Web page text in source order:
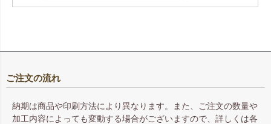
ご注文の流れ
納期は商品や印刷方法により異なります。また、ご注文の数量や
加工内容によっても変動する場合がございますので、詳しくは各